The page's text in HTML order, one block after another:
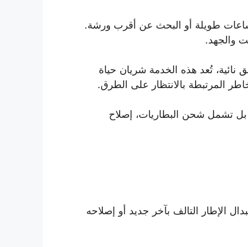
طويلة أو البحث عن أقرب ورشة.
والجهد.
تُعد هذه الخدمة شريان حياة
المرتبطة بالانتظار على الطرق.
بل تشمل شحن البطاريات، إصلاح
الإطار التالف بآخر جديد أو إصلاحه